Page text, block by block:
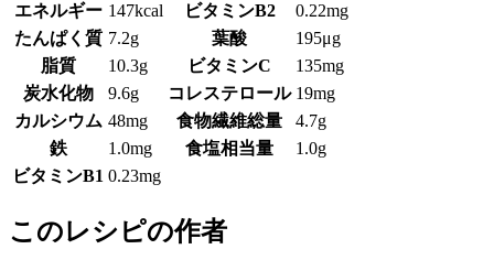
エネルギー 147kcal ビタミンB2
0.22mg
たんぱく質 7.2g 葉酸
195μg
脂質
10.3g ビタミンC
135mg
炭水化物
9.6g コレステロール 19mg
カルシウム 48mg 食物繊維総量
4.7g
鉄
1.0mg 食塩相当量
1.0g
ビタミンB1 0.23mg
このレシピの作者